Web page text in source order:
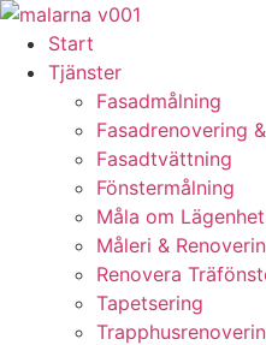
Skip
content
Start
Tjänster
Fasadmålning
Fasadrenovering
Fasadtvättning
Fönstermålning
Måla om Lägenhet
Måleri &
Renovera
Tapetsering